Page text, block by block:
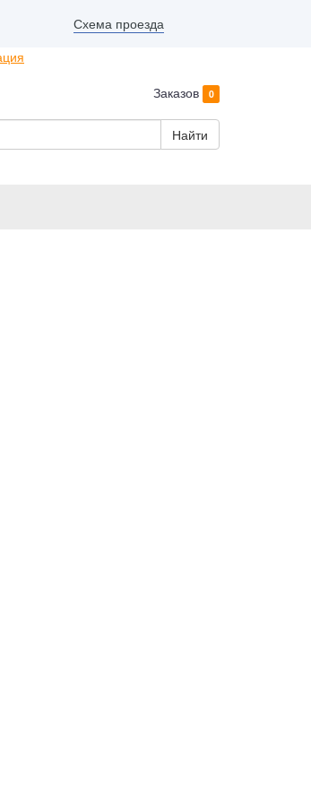
Схема проезда
Заказов 0
Найти